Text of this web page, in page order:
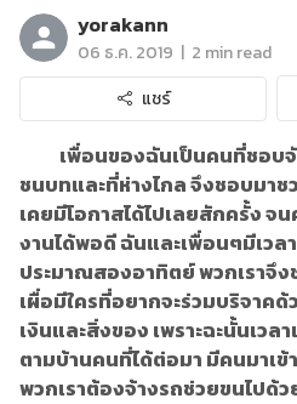
yorakann
06 ธ.ค. 2019 | 2 min read
แชร์
เพื่อนของฉันเป็นคนที่ชอบจั
ชนบทและที่ห่างไกล จึงชอบมา
เคยมีโอกาสได้ไปเลยสักครั้ง จ
งานได้พอดี ฉันและเพื่อนๆมีเวล
ประมาณสองอาทิตย์ พวกเราจึ
เผื่อมีใครที่อยากจะร่วมบริจาคด้
เงินและสิ่งของ เพราะฉะนั้นเวล
ตามบ้านคนที่ได้ต่อมา มีคนมาเข้
พวกเราต้องจ้างรถช่วยขนไปด้